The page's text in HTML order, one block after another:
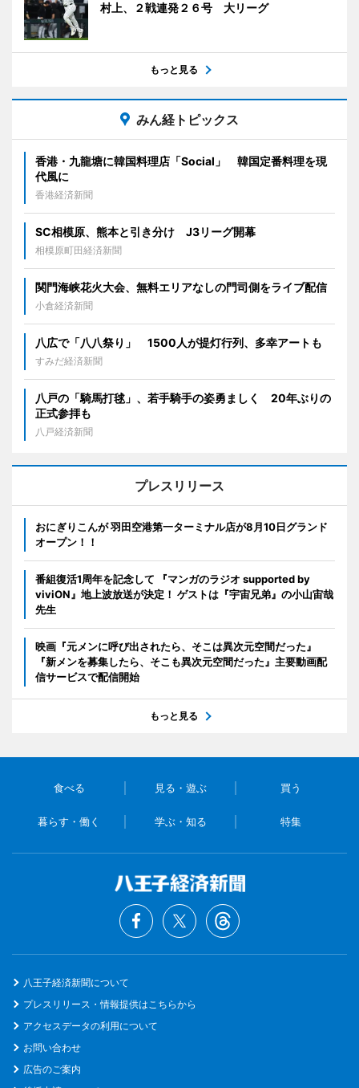
村上、２戦連発２６号 大リーグ
もっと見る
みん経トピックス
香港・九龍塘に韓国料理店「Social」 韓国定番料理を現
代風に
香港経済新聞
SC相模原、熊本と引き分け J3リーグ開幕
相模原町田経済新聞
関門海峡花火大会、無料エリアなしの門司側をライブ配信
小倉経済新聞
八広で「八八祭り」 1500人が提灯行列、多幸アートも
すみだ経済新聞
八戸の「騎馬打毬」、若手騎手の姿勇ましく 20年ぶりの
正式参拝も
八戸経済新聞
プレスリリース
おにぎりこんが 羽田空港第一ターミナル店が8月10日グランド
オープン！！
番組復活1周年を記念して 『マンガのラジオ supported by
viviON』地上波放送が決定！ ゲストは『宇宙兄弟』の小山宙哉
先生
映画『元メンに呼び出されたら、そこは異次元空間だった』
『新メンを募集したら、そこも異次元空間だった』主要動画配
信サービスで配信開始
もっと見る
食べる 見る・遊ぶ 買う
暮らす・働く 学ぶ・知る 特集
八王子経済新聞について
プレスリリース・情報提供はこちらから
アクセスデータの利用について
お問い合わせ
広告のご案内